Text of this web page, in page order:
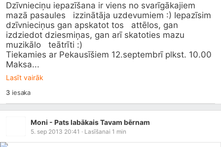
Dzīvnieciņu iepazīšana ir viens no svarīgākajiem
mazā pasaules   izzinātāja uzdevumiem :) Iepazīsim
dzīvnieciņus gan apskatot tos   attēlos, gan
izdziedot dziesmiņas, gan arī skatoties mazu
muzikālo   teātrīti :)
Tiekamies ar Pekausīšiem 12.septembrī plkst. 10.00
Maksa...
Lasīt vairāk
3iesaka
Moni - Pats labākais Tavam bērnam
5. sep 2013 20:41 · Lasīšanai 1 min